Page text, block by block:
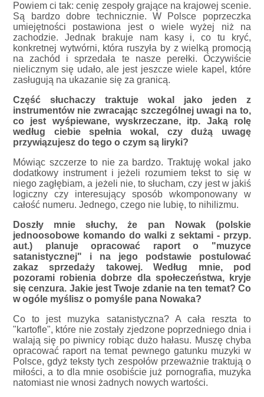
Powiem ci tak: cenię zespoły grające na krajowej scenie.
Są bardzo dobre technicznie. W Polsce poprzeczka
umiejętności postawiona jest o wiele wyżej niż na
zachodzie. Jednak brakuje nam kasy i, co tu kryć,
konkretnej wytwórni, która ruszyła by z wielką promocją
na zachód i sprzedała te nasze perełki. Oczywiście
nielicznym się udało, ale jest jeszcze wiele kapel, które
zasługują na ukazanie się za granicą.
Część słuchaczy traktuje wokal jako jeden z
instrumentów nie zwracając szczególnej uwagi na to,
co jest wyśpiewane, wyskrzeczane, itp. Jaką rolę
według ciebie spełnia wokal, czy dużą uwagę
przywiązujesz do tego o czym są liryki?
Mówiąc szczerze to nie za bardzo. Traktuję wokal jako
dodatkowy instrument i jeżeli rozumiem tekst to się w
niego zagłębiam, a jeżeli nie, to słucham, czy jest w jakiś
logiczny czy interesujący sposób wkomponowany w
całość numeru. Jednego, czego nie lubię, to nihilizmu.
Doszły mnie słuchy, że pan Nowak (polskie
jednoosobowe komando do walki z sektami - przyp.
aut.) planuje opracować raport o "muzyce
satanistycznej" i na jego podstawie postulować
zakaz sprzedaży takowej. Według mnie, pod
pozorami robienia dobrze dla społeczeństwa, kryje
się cenzura. Jakie jest Twoje zdanie na ten temat? Co
w ogóle myślisz o pomyśle pana Nowaka?
Co to jest muzyka satanistyczna? A cała reszta to
"kartofle", które nie zostały zjedzone poprzedniego dnia i
walają się po piwnicy robiąc dużo hałasu. Muszę chyba
opracować raport na temat pewnego gatunku muzyki w
Polsce, gdyż teksty tych zespołów przeważnie traktują o
miłości, a to dla mnie osobiście już pornografia, muzyka
natomiast nie wnosi żadnych nowych wartości.